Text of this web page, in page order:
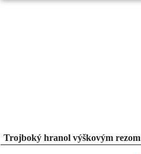
Trojboký hranol výškovým rezom